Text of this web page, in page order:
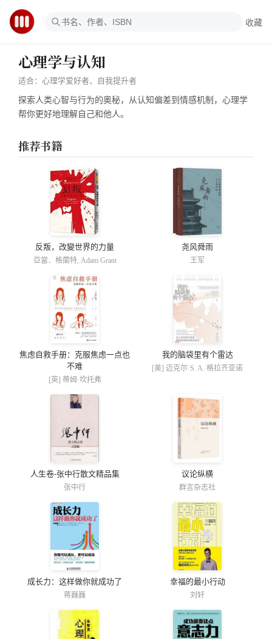
收藏
心理学与认知
适合： 心理学爱好者、自我提升者
探索人类心智与行为的奥秘，从认知偏差到情感机制，心理学
帮你更好地理解自己和他人。
推荐书籍
反叛，改變世界的力量
亞當．格蘭特, Adam Grant
尧风舜雨
王军
焦虑自救手册：克服焦虑一点也
不难
[英] 蒂姆·坎托弗
我的脑袋里有个雷达
[美] 迈克尔·S. A. 格拉齐亚诺
人生卷-张中行散文精品集
张中行
议论纵横
群言杂志社
成长力：这样做你就成功了
蒋巍巍
幸福的最小行动
刘轩